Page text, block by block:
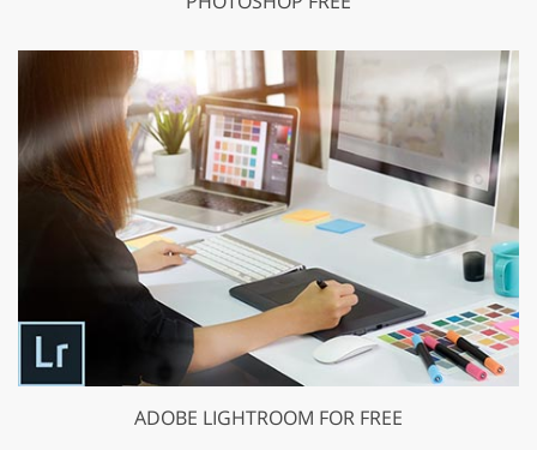
ADOBE LIGHTROOM FOR FREE